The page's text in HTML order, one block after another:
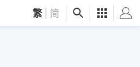
繁 简